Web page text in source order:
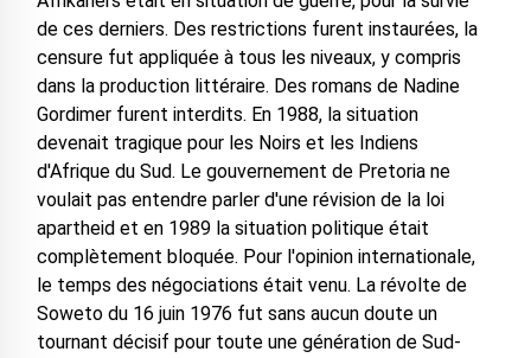
de ces derniers. Des restrictions furent instaurées, la
censure fut appliquée à tous les niveaux, y compris
dans la production littéraire. Des romans de Nadine
Gordimer furent interdits. En 1988, la situation
devenait tragique pour les Noirs et les Indiens
d'Afrique du Sud. Le gouvernement de Pretoria ne
voulait pas entendre parler d'une révision de la loi
apartheid et en 1989 la situation politique était
complètement bloquée. Pour l'opinion internationale,
le temps des négociations était venu. La révolte de
Soweto du 16 juin 1976 fut sans aucun doute un
tournant décisif pour toute une génération de Sud-